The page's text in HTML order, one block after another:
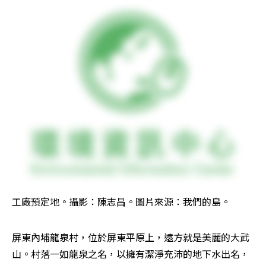
工廠預定地。攝影：陳志昌。圖片來源：我們的島。
屏東內埔龍泉村，位於屏東平原上，遠方就是美麗的大武
山。村落一如龍泉之名，以擁有潔淨充沛的地下水出名，